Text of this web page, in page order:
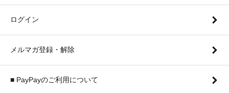
ログイン
メルマガ登録・解除
■ PayPayのご利用について